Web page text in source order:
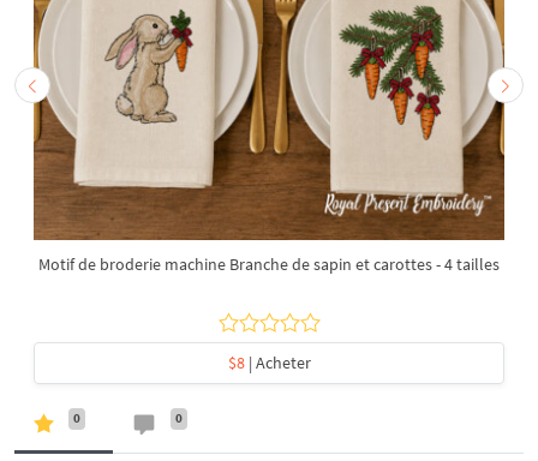
Motif de broderie machine Branche de sapin et carottes - 4 tailles
$8| Acheter
0 0